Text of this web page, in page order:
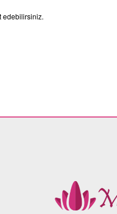
edebilirsiniz.